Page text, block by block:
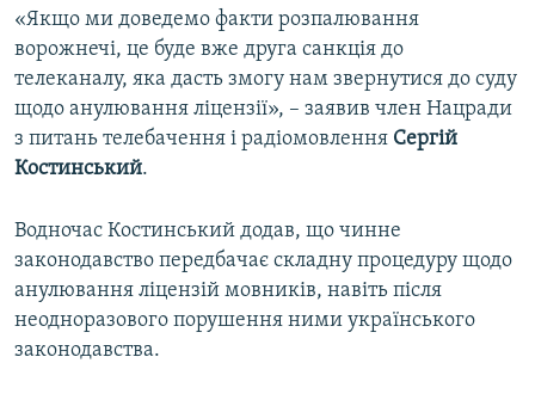
«Якщо ми доведемо факти розпалювання
ворожнечі, це буде вже друга санкція до
телеканалу, яка дасть змогу нам звернутися до суду
щодо анулювання ліцензії», – заявив член Нацради
з питань телебачення і радіомовлення Сергій
Костинський.
Водночас Костинський додав, що чинне
законодавство передбачає складну процедуру щодо
анулювання ліцензій мовників, навіть після
неодноразового порушення ними українського
законодавства.